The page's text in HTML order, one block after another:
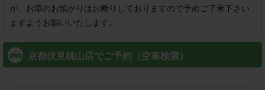
が、お車のお預かりはお断りしておりますので予めご了承下さい
ますようお願いいたします。
京都伏見桃山店でご予約（空車検索）